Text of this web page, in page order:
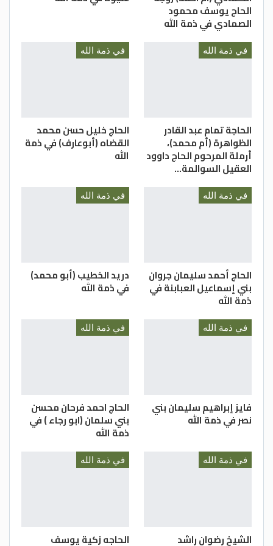
إنا لله وإنا إليه راجعونْ
الحاج يوسف محمود
الصمادي في ذمة الله
في ذمة الله
الحاجة تمام عبد القادر
الظواهرة (أم محمد)،
أرملة المرحوم الحاج داوود
العقيل السوالمة…
في ذمة الله
الحاج خليل حسن محمد
القضاه (أبوعارف) في ذمة
الله
في ذمة الله
الحاج أحمد سليمان جروان
بني إسماعيل العبابنة في
ذمة الله
في ذمة الله
دريد الخطيب (أبو محمد)
في ذمة الله
في ذمة الله
فايز إبراهيم سليمان بني
نصر في ذمة الله
في ذمة الله
الحاج احمد فرحان محسن
بني سلمان (ابو رجاء ) في
ذمة الله
في ذمة الله
الشيخ رضوان راشد
في ذمة الله
الحاجه زكية يوسف